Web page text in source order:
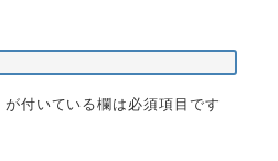
が付いている欄は必須項目です